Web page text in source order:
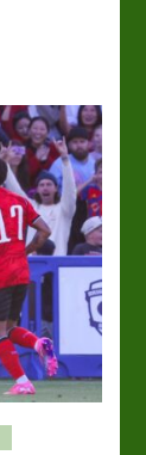
debut
sólido